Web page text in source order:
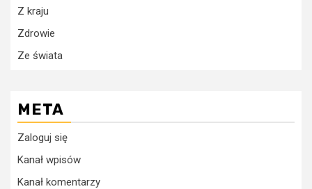
Z kraju
Zdrowie
Ze świata
META
Zaloguj się
Kanał wpisów
Kanał komentarzy